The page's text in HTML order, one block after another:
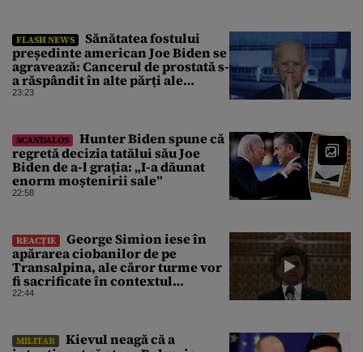
FLASH NEWS
Sănătatea fostului
președinte american Joe Biden se
agravează: Cancerul de prostată s-
a răspândit în alte părți ale
corpului
23:23
SCANDALOS
Hunter Biden spune că
regretă decizia tatălui său Joe
Biden de a-l grația: „I-a dăunat
enorm moștenirii sale”
22:58
REACȚIE
George Simion iese în
apărarea ciobanilor de pe
Transalpina, ale căror turme vor
fi sacrificate în contextul
focarului de variolă ovină
22:44
MILITAR
Kievul neagă că a